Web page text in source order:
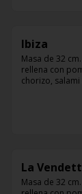
Ibiza
Masa de 32
rellena con
chorizo,
La
Masa de 32